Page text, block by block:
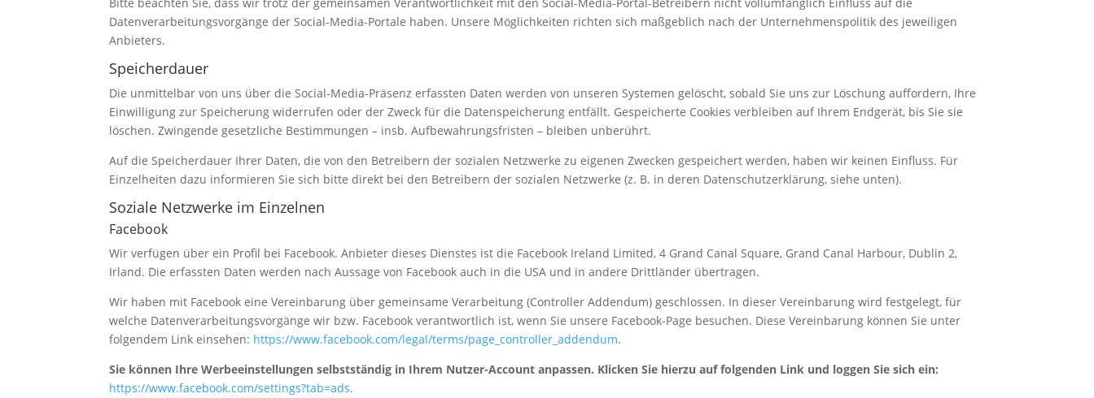
Datenverarbeitungsvorgänge der Social-Media-Portale haben. Unsere Möglichkeiten richten sich maßgeblich nach der Unternehmenspolitik des jeweiligen
Anbieters.
Speicherdauer
Die unmittelbar von uns über die Social-Media-Präsenz erfassten Daten werden von unseren Systemen gelöscht, sobald Sie uns zur Löschung auffordern, Ihre
Einwilligung zur Speicherung widerrufen oder der Zweck für die Datenspeicherung entfällt. Gespeicherte Cookies verbleiben auf Ihrem Endgerät, bis Sie sie
löschen. Zwingende gesetzliche Bestimmungen – insb. Aufbewahrungsfristen – bleiben unberührt.
Auf die Speicherdauer Ihrer Daten, die von den Betreibern der sozialen Netzwerke zu eigenen Zwecken gespeichert werden, haben wir keinen Einfluss. Für
Einzelheiten dazu informieren Sie sich bitte direkt bei den Betreibern der sozialen Netzwerke (z. B. in deren Datenschutzerklärung, siehe unten).
Soziale Netzwerke im Einzelnen
Facebook
Wir verfügen über ein Profil bei Facebook. Anbieter dieses Dienstes ist die Facebook Ireland Limited, 4 Grand Canal Square, Grand Canal Harbour, Dublin 2,
Irland. Die erfassten Daten werden nach Aussage von Facebook auch in die USA und in andere Drittländer übertragen.
Wir haben mit Facebook eine Vereinbarung über gemeinsame Verarbeitung (Controller Addendum) geschlossen. In dieser Vereinbarung wird festgelegt, für
welche Datenverarbeitungsvorgänge wir bzw. Facebook verantwortlich ist, wenn Sie unsere Facebook-Page besuchen. Diese Vereinbarung können Sie unter
folgendem Link einsehen: https://www.facebook.com/legal/terms/page_controller_addendum.
Sie können Ihre Werbeeinstellungen selbstständig in Ihrem Nutzer-Account anpassen. Klicken Sie hierzu auf folgenden Link und loggen Sie sich ein:
https://www.facebook.com/settings?tab=ads.